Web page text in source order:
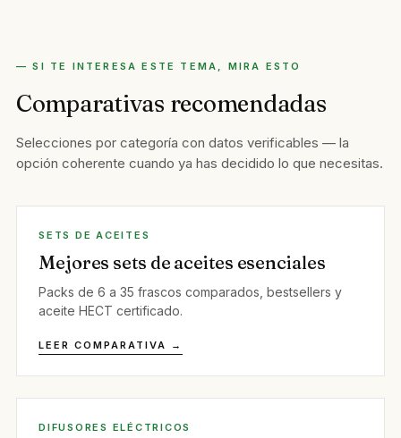
— SI TE INTERESA ESTE TEMA, MIRA ESTO
Comparativas recomendadas
Selecciones por categoría con datos verificables — la
opción coherente cuando ya has decidido lo que necesitas.
SETS DE ACEITES
Mejores sets de aceites esenciales
Packs de 6 a 35 frascos comparados, bestsellers y
aceite HECT certificado.
LEER COMPARATIVA →
DIFUSORES ELÉCTRICOS